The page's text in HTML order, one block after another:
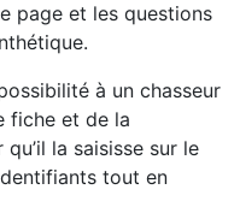
page et les questions
à un chasseur
fiche et de la
la saisisse sur le
tout en